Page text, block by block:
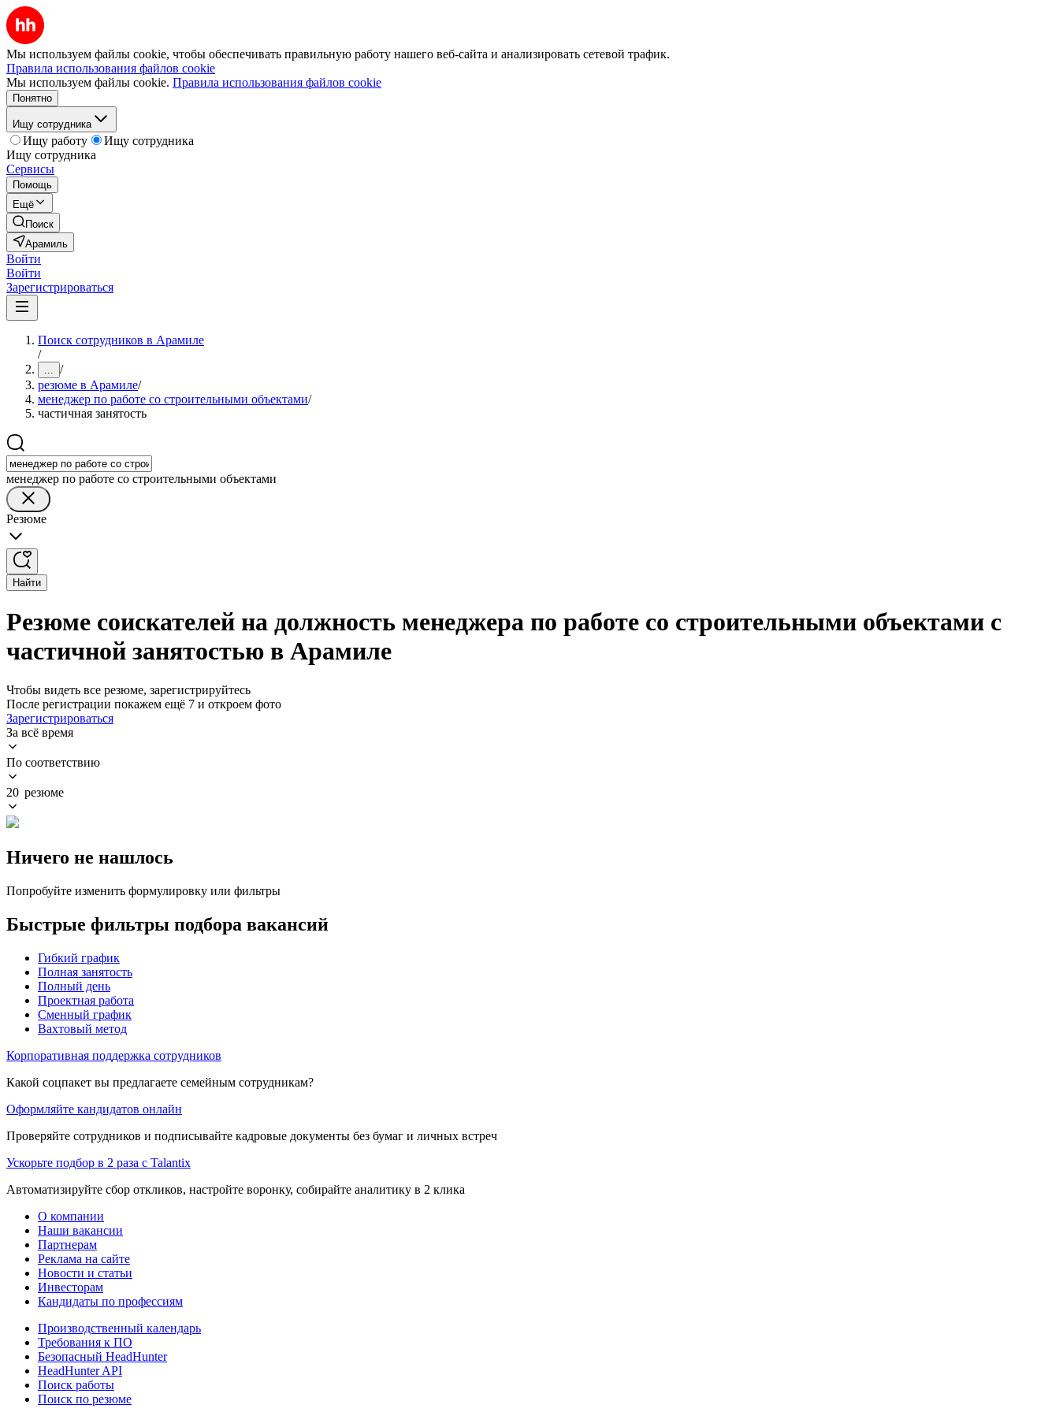
Мы используем файлы cookie, чтобы обеспечивать правильную работу нашего веб-сайта и анализировать сетевой трафик.
Правила использования файлов cookie
Мы используем файлы cookie. Правила использования файлов cookie
Понятно
Ищу сотрудника
Ищу работу
Ищу сотрудника
Ищу сотрудника
Сервисы
Помощь
Ещё
Поиск
Арамиль
Войти
Войти
Зарегистрироваться
Поиск сотрудников в Арамиле
/
... /
резюме в Арамиле/
менеджер по работе со строительными объектами/
частичная занятость
менеджер по работе со строительными объектами
Резюме
Найти
Резюме соискателей на должность менеджера по работе со строительными объектами с
частичной занятостью в Арамиле
Чтобы видеть все резюме, зарегистрируйтесь
После регистрации покажем ещё 7 и откроем фото
Зарегистрироваться
За всё время
По соответствию
20 резюме
Ничего не нашлось
Попробуйте изменить формулировку или фильтры
Быстрые фильтры подбора вакансий
Гибкий график
Полная занятость
Полный день
Проектная работа
Сменный график
Вахтовый метод
Корпоративная поддержка сотрудников
Какой соцпакет вы предлагаете семейным сотрудникам?
Оформляйте кандидатов онлайн
Проверяйте сотрудников и подписывайте кадровые документы без бумаг и личных встреч
Ускорьте подбор в 2 раза с Talantix
Автоматизируйте сбор откликов, настройте воронку, собирайте аналитику в 2 клика
О компании
Наши вакансии
Партнерам
Реклама на сайте
Новости и статьи
Инвесторам
Кандидаты по профессиям
Производственный календарь
Требования к ПО
Безопасный HeadHunter
HeadHunter API
Поиск работы
Поиск по резюме